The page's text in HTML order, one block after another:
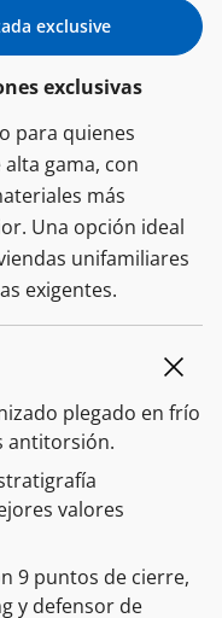
exclusive
exclusivas
para quienes
gama, con
más
Una opción ideal
unifamiliares
exigentes.
plegado en frío
antitorsión.
valores
9 puntos de cierre,
y defensor de